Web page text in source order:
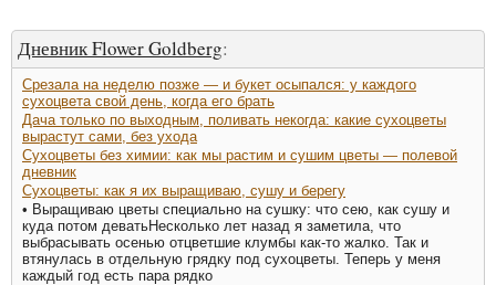
Дневник Flower Goldberg:
Срезала на неделю позже — и букет осыпался: у каждого
сухоцвета свой день, когда его брать
Дача только по выходным, поливать некогда: какие сухоцветы
вырастут сами, без ухода
Сухоцветы без химии: как мы растим и сушим цветы — полевой
дневник
Сухоцветы: как я их выращиваю, сушу и берегу
• Выращиваю цветы специально на сушку: что сею, как сушу и
куда потом деватьНесколько лет назад я заметила, что
выбрасывать осенью отцветшие клумбы как-то жалко. Так и
втянулась в отдельную грядку под сухоцветы. Теперь у меня
каждый год есть пара рядко